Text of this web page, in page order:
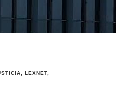
LEXNET,